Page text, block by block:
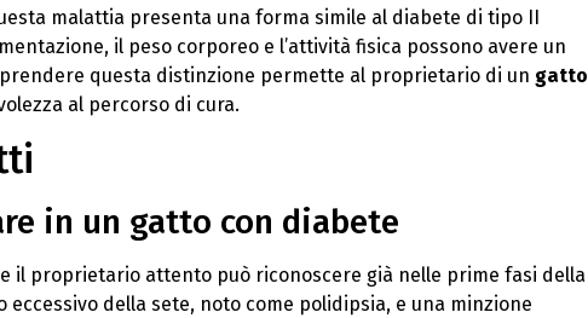
malattia presenta una forma simile al diabete di tipo II
il peso corporeo e l’attività fisica possono avere un
questa distinzione permette al proprietario di un gatto
al percorso di cura.
in un gatto con diabete
il proprietario attento può riconoscere già nelle prime fasi della
della sete, noto come polidipsia, e una minzione